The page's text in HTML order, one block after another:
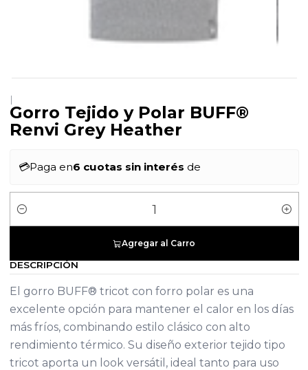
|
Gorro Tejido y Polar BUFF®
Renvi Grey Heather
💳Paga en6 cuotas sin interés de
Cantidad
Agregar al Carro
DESCRIPCIÓN
El gorro BUFF® tricot con forro polar es una
excelente opción para mantener el calor en los días
más fríos, combinando estilo clásico con alto
rendimiento térmico. Su diseño exterior tejido tipo
tricot aporta un look versátil, ideal tanto para uso